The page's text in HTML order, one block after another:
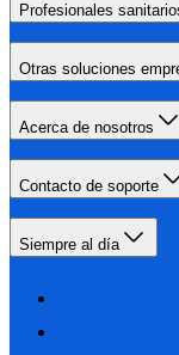
Profesionales
Otras soluciones
Acerca de nosotros
Contacto de soporte
Siempre al día